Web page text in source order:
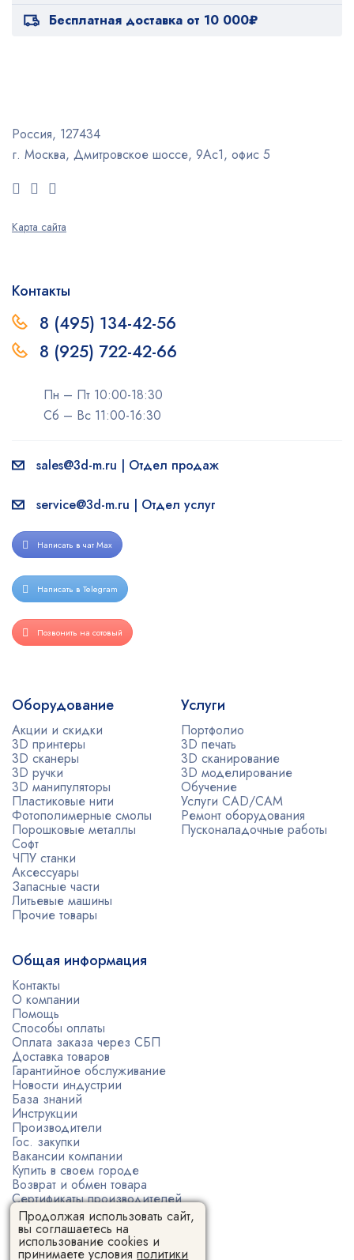
Бесплатная доставка от 10 000₽
Россия, 127434
г. Москва, Дмитровское шоссе, 9Ас1, офис 5
Карта сайта
Контакты
8 (495) 134-42-56
8 (925) 722-42-66
Пн – Пт 10:00-18:30
Сб – Вс 11:00-16:30
sales@3d-m.ru | Отдел продаж
service@3d-m.ru | Отдел услуг
Написать в чат Max
Написать в Telegram
Позвонить на сотовый
Оборудование
Акции и скидки
3D принтеры
3D сканеры
3D ручки
3D манипуляторы
Пластиковые нити
Фотополимерные смолы
Порошковые металлы
Софт
ЧПУ станки
Аксессуары
Запасные части
Литьевые машины
Прочие товары
Услуги
Портфолио
3D печать
3D сканирование
3D моделирование
Обучение
Услуги CAD/CAM
Ремонт оборудования
Пусконаладочные работы
Общая информация
Контакты
О компании
Помощь
Способы оплаты
Оплата заказа через СБП
Доставка товаров
Гарантийное обслуживание
Новости индустрии
База знаний
Инструкции
Производители
Гос. закупки
Вакансии компании
Купить в своем городе
Возврат и обмен товара
Сертификаты производителей
Политика конфиденциальности
Пользовательское соглашение
Продолжая использовать сайт,
вы соглашаетесь на
использование cookies и
принимаете условияполитики